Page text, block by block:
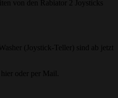
von den Rabiator 2 Joysticks
(Joystick-Teller) sind ab jetzt
oder per Mail.